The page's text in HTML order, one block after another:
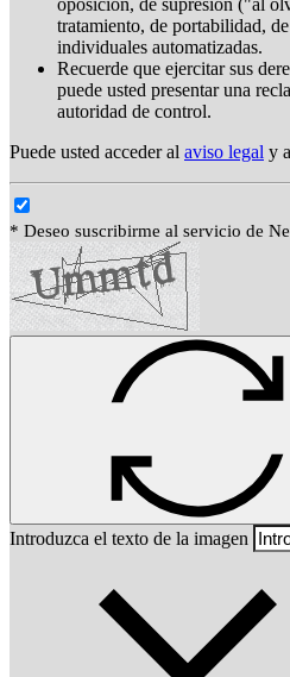
oposición, de supresión ("al
tratamiento, de portabilidad,
individuales automatizadas.
Recuerde que ejercitar sus
puede usted presentar una
autoridad de control.
Puede usted acceder al aviso legal y
* Deseo suscribirme al servicio de
Introduzca el texto de la imagen